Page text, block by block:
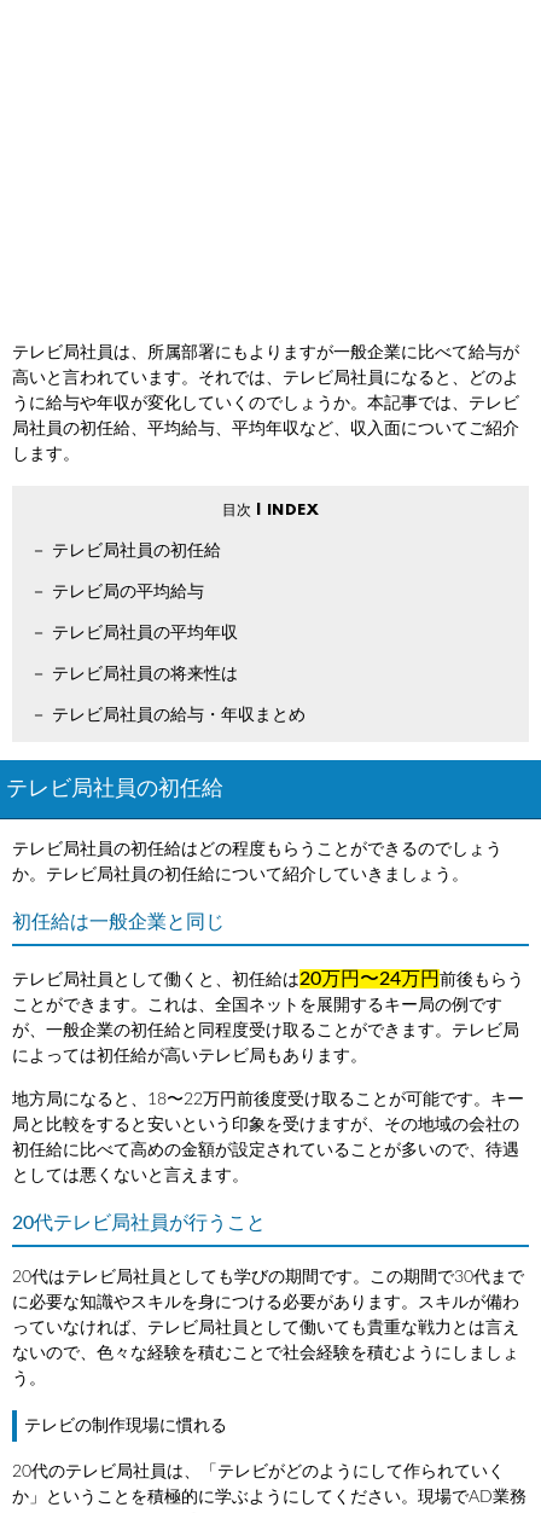
テレビ局社員は、所属部署にもよりますが一般企業に比べて給与が
高いと言われています。それでは、テレビ局社員になると、どのよ
うに給与や年収が変化していくのでしょうか。本記事では、テレビ
局社員の初任給、平均給与、平均年収など、収入面についてご紹介
します。
テレビ局社員の初任給
テレビ局の平均給与
テレビ局社員の平均年収
テレビ局社員の将来性は
テレビ局社員の給与・年収まとめ
テレビ局社員の初任給
テレビ局社員の初任給はどの程度もらうことができるのでしょう
か。テレビ局社員の初任給について紹介していきましょう。
初任給は一般企業と同じ
テレビ局社員として働くと、初任給は20万円〜24万円 前後もらう
ことができます。これは、全国ネットを展開するキー局の例です
が、一般企業の初任給と同程度受け取ることができます。テレビ局
によっては初任給が高いテレビ局もあります。
地方局になると、18〜22万円前後度受け取ることが可能です。キー
局と比較をすると安いという印象を受けますが、その地域の会社の
初任給に比べて高めの金額が設定されていることが多いので、待遇
としては悪くないと言えます。
20代テレビ局社員が行うこと
20代はテレビ局社員としても学びの期間です。この期間で30代まで
に必要な知識やスキルを身につける必要があります。スキルが備わ
っていなければ、テレビ局社員として働いても貴重な戦力とは言え
ないので、色々な経験を積むことで社会経験を積むようにしましょ
う。
テレビの制作現場に慣れる
20代のテレビ局社員は、「テレビがどのようにして作られていく
か」ということを積極的に学ぶようにしてください。現場でAD業務